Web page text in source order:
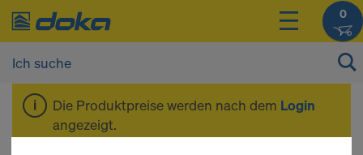
0
Die Produktpreise werden nach dem Login
angezeigt.